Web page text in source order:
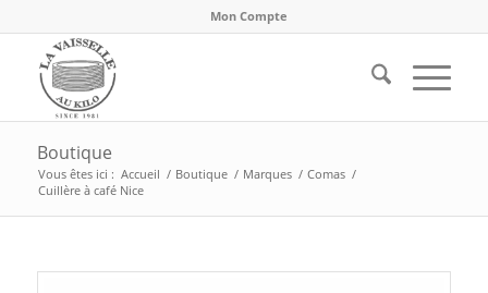
Mon Compte
Boutique
Vous êtes ici : Accueil / Boutique / Marques / Comas /
Cuillère à café Nice